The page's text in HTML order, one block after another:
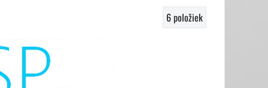
6položiek